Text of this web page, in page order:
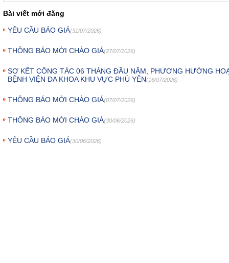
Bài viết mới đăng
YÊU CẦU BÁO GIÁ(31/07/2026)
THÔNG BÁO MỜI CHÀO GIÁ(27/07/2026)
SƠ KẾT CÔNG TÁC 06 THÁNG ĐẦU NĂM, PHƯƠNG HƯỚNG
BỆNH VIỆN ĐA KHOA KHU VỰC PHÙ YÊN(16/07/2026)
THÔNG BÁO MỜI CHÀO GIÁ(07/07/2026)
THÔNG BÁO MỜI CHÀO GIÁ(30/06/2026)
YÊU CẦU BÁO GIÁ(30/06/2026)